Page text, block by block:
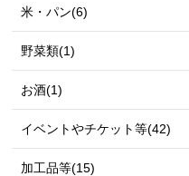
米・パン(6)
野菜類(1)
お酒(1)
イベントやチケット等(42)
加工品等(15)